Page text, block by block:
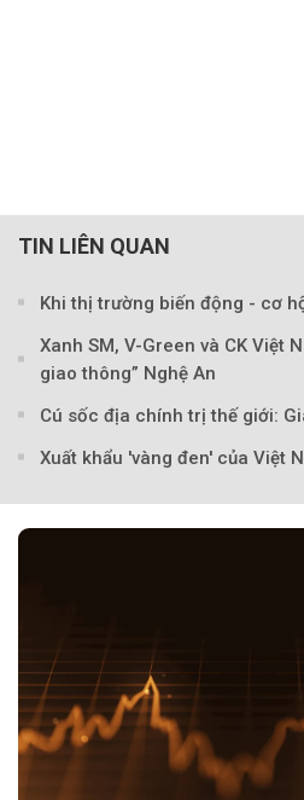
TIN LIÊN QUAN
Khi thị trường biến động - cơ
Xanh SM, V-Green và CK Việt
giao thông” Nghệ An
Cú sốc địa chính trị thế giới:
Xuất khẩu 'vàng đen' của Việt